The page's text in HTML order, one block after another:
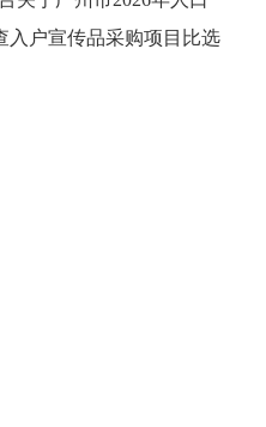
入户宣传品采购项目比选